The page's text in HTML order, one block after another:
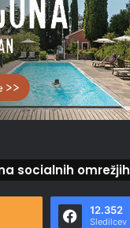
socialnih omrežjih
12.352
Sledilcev